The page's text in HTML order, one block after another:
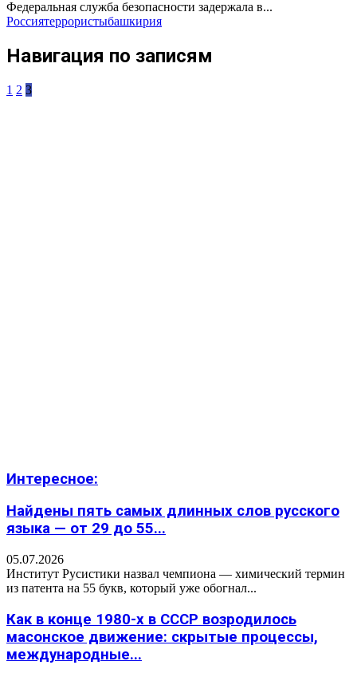
Федеральная служба безопасности задержала в...
Россиятеррористыбашкирия
Навигация по записям
1 2 3
Интересное:
Найдены пять самых длинных слов русского
языка — от 29 до 55...
05.07.2026
Институт Русистики назвал чемпиона — химический термин
из патента на 55 букв, который уже обогнал...
Как в конце 1980-х в СССР возродилось
масонское движение: скрытые процессы,
международные...